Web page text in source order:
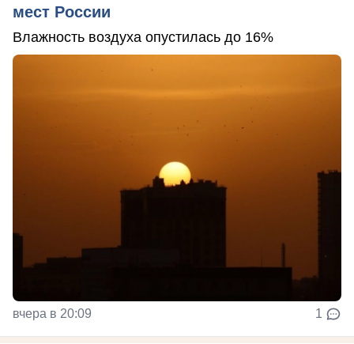
мест России
Влажность воздуха опустилась до 16%
вчера в 20:09 1